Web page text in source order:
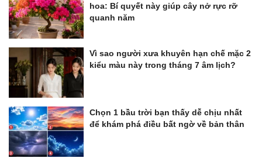
hoa: Bí quyết này giúp cây nở rực rỡ
quanh năm
Vì sao người xưa khuyên hạn chế mặc 2
kiểu màu này trong tháng 7 âm lịch?
Chọn 1 bầu trời bạn thấy dễ chịu nhất
để khám phá điều bất ngờ về bản thân